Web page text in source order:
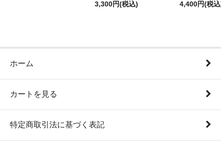
3,300円(税込)
4,400円(税
ホーム
カートを見る
特定商取引法に基づく表記